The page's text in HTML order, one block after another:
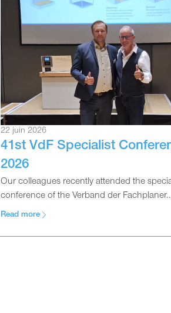
22 juin 2026
41st VdF Specialist
2026
Our colleagues recently attended the
conference of the Verband der
Read more